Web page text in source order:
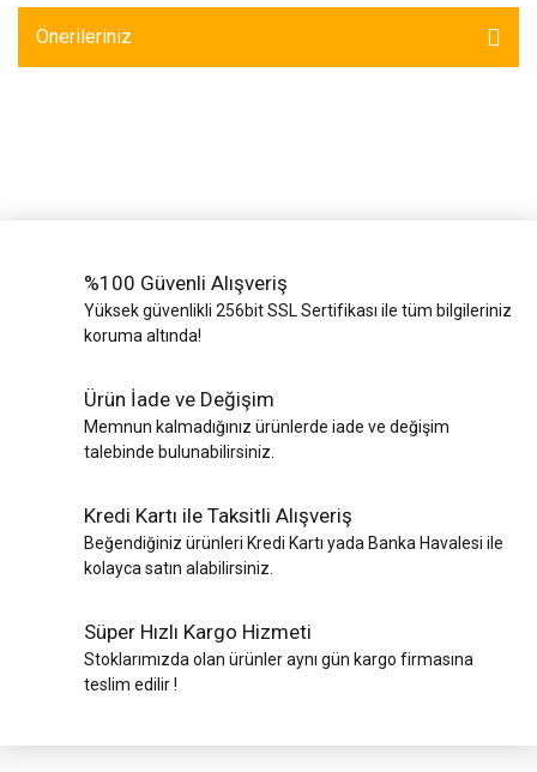
Önerileriniz
%100 Güvenli Alışveriş
Yüksek güvenlikli 256bit SSL Sertifikası ile tüm bilgileriniz
koruma altında!
Ürün İade ve Değişim
Memnun kalmadığınız ürünlerde iade ve değişim
talebinde bulunabilirsiniz.
Kredi Kartı ile Taksitli Alışveriş
Beğendiğiniz ürünleri Kredi Kartı yada Banka Havalesi ile
kolayca satın alabilirsiniz.
Süper Hızlı Kargo Hizmeti
Stoklarımızda olan ürünler aynı gün kargo firmasına
teslim edilir !